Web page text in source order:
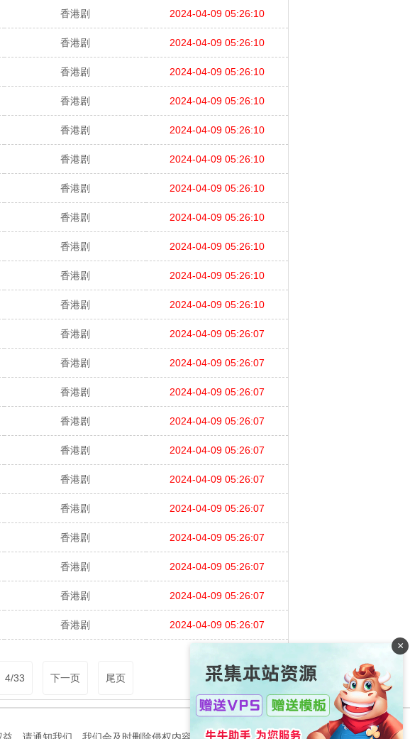
香港剧 2024-04-09 05:26:10
香港剧 2024-04-09 05:26:10
香港剧 2024-04-09 05:26:10
香港剧 2024-04-09 05:26:10
香港剧 2024-04-09 05:26:10
香港剧 2024-04-09 05:26:10
香港剧 2024-04-09 05:26:10
香港剧 2024-04-09 05:26:10
香港剧 2024-04-09 05:26:10
香港剧 2024-04-09 05:26:10
香港剧 2024-04-09 05:26:10
香港剧 2024-04-09 05:26:07
香港剧 2024-04-09 05:26:07
香港剧 2024-04-09 05:26:07
香港剧 2024-04-09 05:26:07
香港剧 2024-04-09 05:26:07
香港剧 2024-04-09 05:26:07
香港剧 2024-04-09 05:26:07
香港剧 2024-04-09 05:26:07
香港剧 2024-04-09 05:26:07
香港剧 2024-04-09 05:26:07
香港剧 2024-04-09 05:26:07
4/33 下一页 尾页
×